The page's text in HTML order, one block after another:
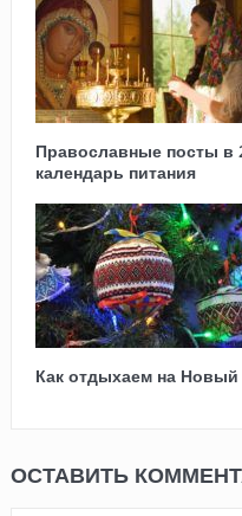
Православные посты в
календарь питания
Как отдыхаем на Новый
ОСТАВИТЬ